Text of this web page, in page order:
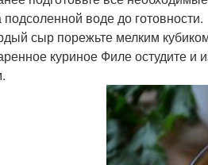
подсоленной воде до готовности.
сыр порежьте мелким
куриное Филе остудите и